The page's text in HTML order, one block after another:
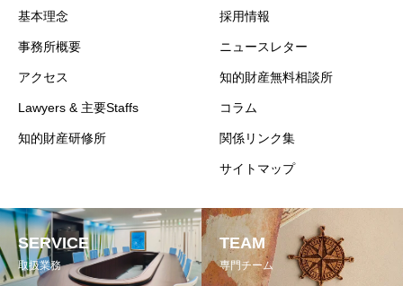
基本理念
事務所概要
アクセス
Lawyers & 主要Staffs
知的財産研修所
採用情報
ニュースレター
知的財産無料相談所
コラム
関係リンク集
サイトマップ
SERVICE
取扱業務
TEAM
専門チーム